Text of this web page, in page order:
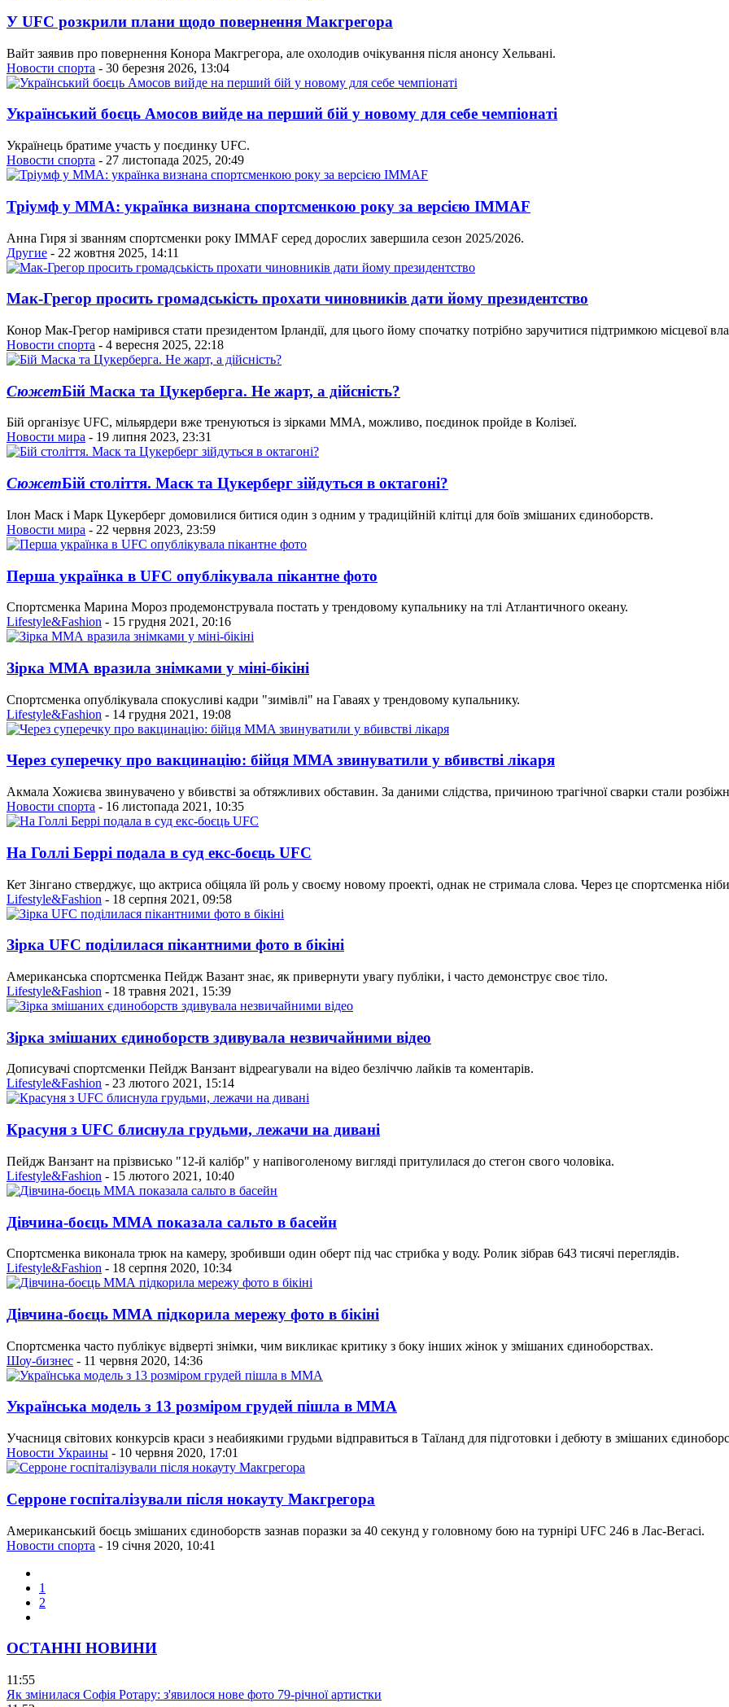
У UFC розкрили плани щодо повернення Макгрегора
Вайт заявив про повернення Конора Макгрегора, але охолодив очікування після анонсу Хельвані.
Новости спорта - 30 березня 2026, 13:04
Український боєць Амосов вийде на перший бій у новому для себе чемпіонаті
Українець братиме участь у поєдинку UFC.
Новости спорта - 27 листопада 2025, 20:49
Тріумф у ММА: українка визнана спортсменкою року за версією IMMAF
Анна Гиря зі званням спортсменки року IMMAF серед дорослих завершила сезон 2025/2026.
Другие - 22 жовтня 2025, 14:11
Мак-Грегор просить громадськість прохати чиновників дати йому президентство
Конор Мак-Грегор намірився стати президентом Ірландії, для цього йому спочатку потрібно заручитися підтримкою місцевої
Новости спорта - 4 вересня 2025, 22:18
СюжетБій Маска та Цукерберга. Не жарт, а дійсність?
Бій організує UFC, мільярдери вже тренуються із зірками ММА, можливо, поєдинок пройде в Колізеї.
Новости мира - 19 липня 2023, 23:31
СюжетБій століття. Маск та Цукерберг зійдуться в октагоні?
Ілон Маск і Марк Цукерберг домовилися битися один з одним у традиційній клітці для боїв змішаних єдиноборств.
Новости мира - 22 червня 2023, 23:59
Перша українка в UFC опублікувала пікантне фото
Спортсменка Марина Мороз продемонструвала постать у трендовому купальнику на тлі Атлантичного океану.
Lifestyle&Fashion - 15 грудня 2021, 20:16
Зірка ММА вразила знімками у міні-бікіні
Спортсменка опублікувала спокусливі кадри "зимівлі" на Гаваях у трендовому купальнику.
Lifestyle&Fashion - 14 грудня 2021, 19:08
Через суперечку про вакцинацію: бійця MMA звинуватили у вбивстві лікаря
Акмала Хожиєва звинувачено у вбивстві за обтяжливих обставин. За даними слідства, причиною трагічної сварки стали
Новости спорта - 16 листопада 2021, 10:35
На Голлі Беррі подала в суд екс-боєць UFC
Кет Зінгано стверджує, що актриса обіцяла їй роль у своєму новому проекті, однак не стримала слова. Через це спортсменка
Lifestyle&Fashion - 18 серпня 2021, 09:58
Зірка UFC поділилася пікантними фото в бікіні
Американська спортсменка Пейдж Вазант знає, як привернути увагу публіки, і часто демонструє своє тіло.
Lifestyle&Fashion - 18 травня 2021, 15:39
Зірка змішаних єдиноборств здивувала незвичайними відео
Дописувачі спортсменки Пейдж Ванзант відреагували на відео безліччю лайків та коментарів.
Lifestyle&Fashion - 23 лютого 2021, 15:14
Красуня з UFC блиснула грудьми, лежачи на дивані
Пейдж Ванзант на прізвисько "12-й калібр" у напівоголеному вигляді притулилася до стегон свого чоловіка.
Lifestyle&Fashion - 15 лютого 2021, 10:40
Дівчина-боєць ММА показала сальто в басейн
Спортсменка виконала трюк на камеру, зробивши один оберт під час стрибка у воду. Ролик зібрав 643 тисячі переглядів.
Lifestyle&Fashion - 18 серпня 2020, 10:34
Дівчина-боєць ММА підкорила мережу фото в бікіні
Спортсменка часто публікує відверті знімки, чим викликає критику з боку інших жінок у змішаних єдиноборствах.
Шоу-бизнес - 11 червня 2020, 14:36
Українська модель з 13 розміром грудей пішла в ММА
Учасниця світових конкурсів краси з неабиякими грудьми відправиться в Таїланд для підготовки і дебюту в змішаних
Новости Украины - 10 червня 2020, 17:01
Серроне госпіталізували після нокауту Макгрегора
Американський боєць змішаних єдиноборств зазнав поразки за 40 секунд у головному бою на турнірі UFC 246 в Лас-Вегасі.
Новости спорта - 19 січня 2020, 10:41
1
2
ОСТАННІ НОВИНИ
11:55
Як змінилася Софія Ротару: з'явилося нове фото 79-річної артистки